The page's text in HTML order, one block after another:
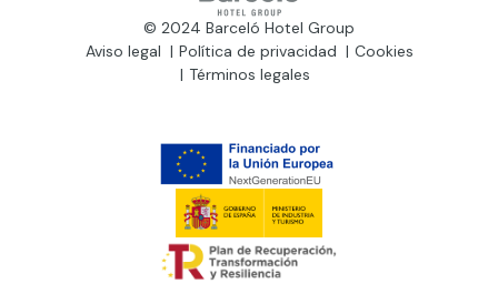
© 2024 Barceló Hotel Group
Aviso legal
Política de privacidad
Cookies
Términos legales